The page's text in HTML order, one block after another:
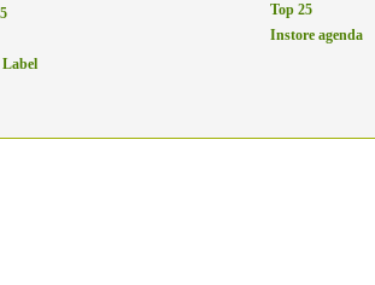
Label
Top 25
Instore agenda